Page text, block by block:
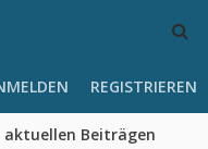
Beiträgen
REGISTRIEREN